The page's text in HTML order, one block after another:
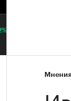
Мнения